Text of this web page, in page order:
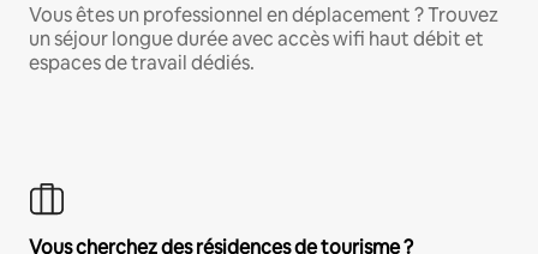
Vous êtes un professionnel en déplacement ? Trouvez
un séjour longue durée avec accès wifi haut débit et
espaces de travail dédiés.
Vous cherchez des résidences de tourisme ?